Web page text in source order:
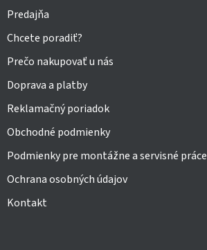
Predajňa
Chcete poradiť?
Prečo nakupovať u nás
Doprava a platby
Reklamačný poriadok
Obchodné podmienky
Podmienky pre montážne a servisné práce
Ochrana osobných údajov
Kontakt